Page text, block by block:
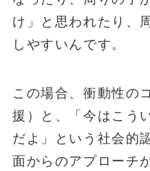
け」と思われたり、
しやすいんです。
この場合、衝動性の
援）と、「今はこう
だよ」という社会的
面からのアプローチ